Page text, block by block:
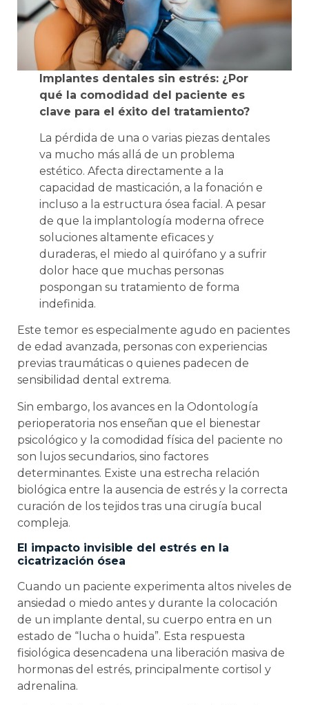
Implantes dentales sin estrés: ¿Por
qué la comodidad del paciente es
clave para el éxito del tratamiento?
La pérdida de una o varias piezas dentales
va mucho más allá de un problema
estético. Afecta directamente a la
capacidad de masticación, a la fonación e
incluso a la estructura ósea facial. A pesar
de que la implantología moderna ofrece
soluciones altamente eficaces y
duraderas, el miedo al quirófano y a sufrir
dolor hace que muchas personas
pospongan su tratamiento de forma
indefinida.
Este temor es especialmente agudo en pacientes
de edad avanzada, personas con experiencias
previas traumáticas o quienes padecen de
sensibilidad dental extrema.
Sin embargo, los avances en la Odontología
perioperatoria nos enseñan que el bienestar
psicológico y la comodidad física del paciente no
son lujos secundarios, sino factores
determinantes. Existe una estrecha relación
biológica entre la ausencia de estrés y la correcta
curación de los tejidos tras una cirugía bucal
compleja.
El impacto invisible del estrés en la
cicatrización ósea
Cuando un paciente experimenta altos niveles de
ansiedad o miedo antes y durante la colocación
de un implante dental, su cuerpo entra en un
estado de “lucha o huida”. Esta respuesta
fisiológica desencadena una liberación masiva de
hormonas del estrés, principalmente cortisol y
adrenalina.